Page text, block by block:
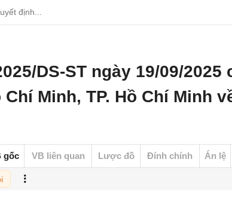
DS-ST ngày 19/09/2025
Minh, TP. Hồ Chí Minh
gốc VB liên quan Lược đồ Đính chính Án lệ